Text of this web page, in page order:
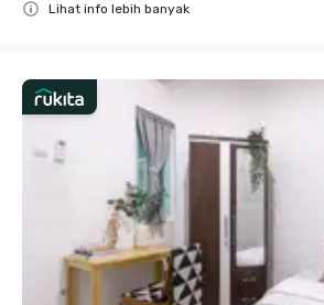
Lihat info lebih banyak